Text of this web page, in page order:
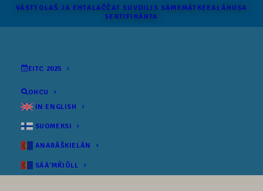
VÁSTTOLAŠ JA EHTALAČČAT SUVDILIS SÁME­MÁTKEEALÁHUSA
SERTIFIKÁHTA
EITC 2025
OHCU
IN ENGLISH
SUOMEKSI
ANARÂŠKIELÂN
SÄÄʹMǨIÕLL